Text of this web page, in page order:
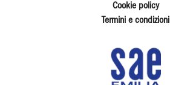
Cookie policy
Termini e condizioni